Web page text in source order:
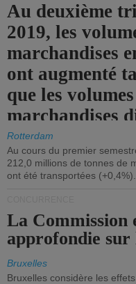
Au deuxième
2019, les
marchandises
ont augmenté
que les
marchandises
ont diminué.
Rotterdam
Au cours du premier
212,0 millions de tonnes de
ont été transportées (+0,4%).
La Commission
approfondie sur
Bruxelles
Bruxelles considère les